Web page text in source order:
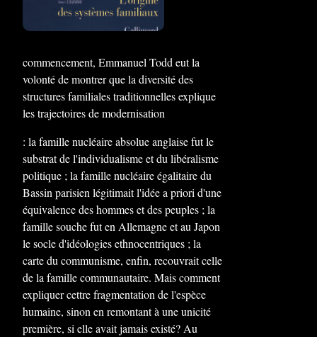
commencement, Emmanuel Todd eut la
volonté de montrer que la diversité des
structures familiales traditionnelles explique
les trajectoires de modernisation
: la famille nucléaire absolue anglaise fut le
substrat de l'individualisme et du libéralisme
politique ; la famille nucléaire égalitaire du
Bassin parisien légitimait l'idée a priori d'une
équivalence des hommes et des peuples ; la
famille souche fut en Allemagne et au Japon
le socle d'idéologies ethnocentriques ; la
carte du communisme, enfin, recouvrait celle
de la famille communautaire. Mais comment
expliquer cettre fragmentation de l'espèce
humaine, sinon en remontant à une unicité
première, si elle avait jamais existé? Au